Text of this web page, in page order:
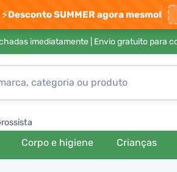
⚡Desconto SUMMER agora mesmo!
imediatamente | Envio gratuito para
Corpo e higiene Crianças